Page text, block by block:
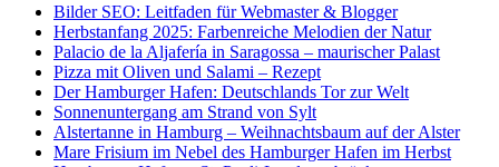
Bilder SEO: Leitfaden für Webmaster & Blogger
Herbstanfang 2025: Farbenreiche Melodien der Natur
Palacio de la Aljafería in Saragossa – maurischer Palast
Pizza mit Oliven und Salami – Rezept
Der Hamburger Hafen: Deutschlands Tor zur Welt
Sonnenuntergang am Strand von Sylt
Alstertanne in Hamburg – Weihnachtsbaum auf der Alster
Mare Frisium im Nebel des Hamburger Hafen im Herbst